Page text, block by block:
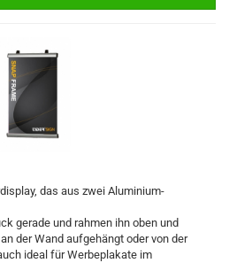
das aus zwei Aluminium-
gerade und rahmen ihn oben und
der Wand aufgehängt oder von der
ideal für Werbeplakate im